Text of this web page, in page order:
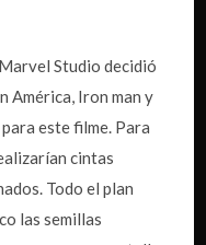
Studio decidió
América, Iron man y
este filme. Para
cintas
Todo el plan
las semillas